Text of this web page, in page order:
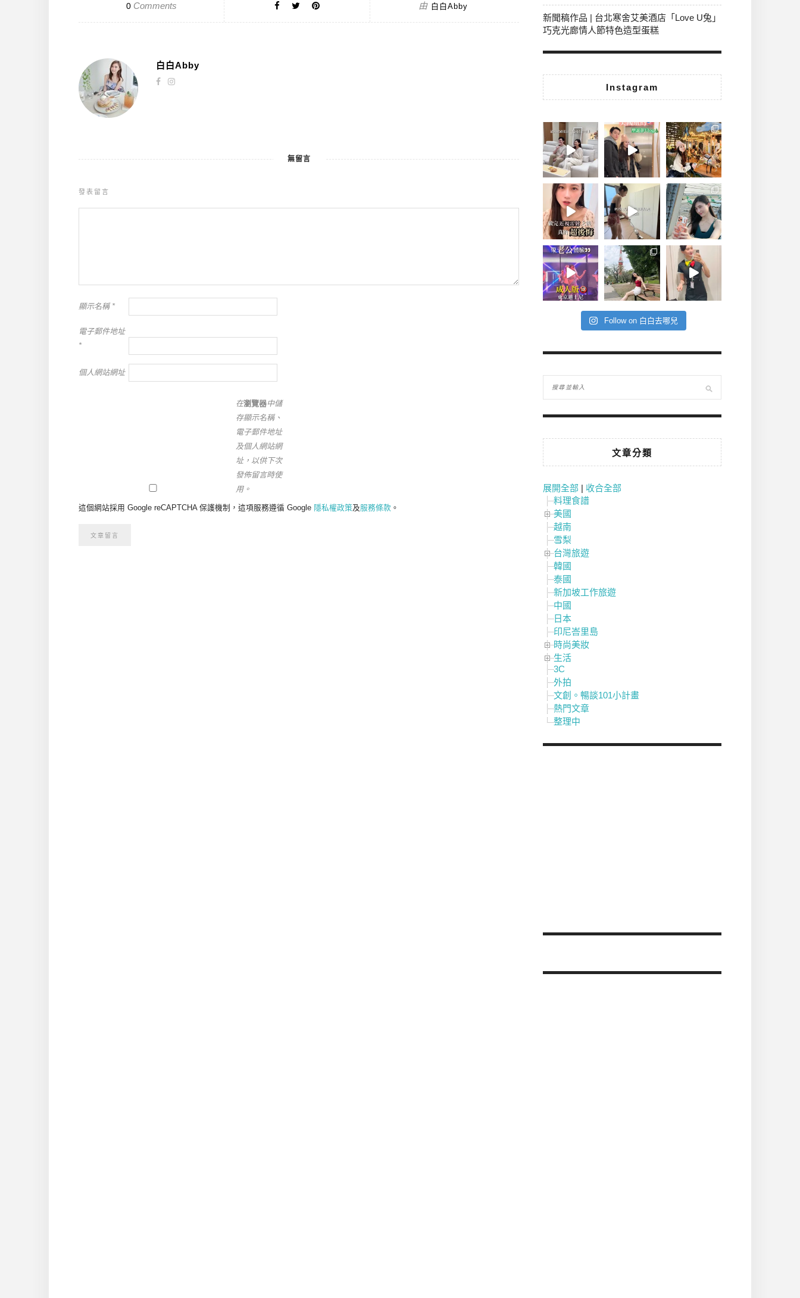
0Comments 由 白白Abby
白白Abby
無留言
發表留言
顯示名稱 *
電子郵件地址
*
個人網站網址
在瀏覽器中儲
存顯示名稱、
電子郵件地址
及個人網站網
址，以供下次
發佈留言時使
用。
這個網站採用 Google reCAPTCHA 保護機制，這項服務遵循 Google 隱私權政策及服務條款 。
新聞稿作品 | 台北寒舍艾美酒店「Love U兔」
巧克光廊情人節特色造型蛋糕
Instagram
Follow on 白白去哪兒
文章分類
展開全部 | 收合全部
料理食譜
美國
越南
雪梨
台灣旅遊
韓國
泰國
新加坡工作旅遊
中國
日本
印尼峇里島
時尚美妝
生活
3C
外拍
文創。暢談101小計畫
熱門文章
整理中